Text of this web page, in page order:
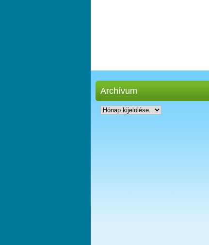
Archívum
Archívum